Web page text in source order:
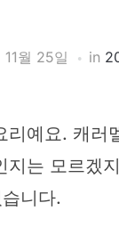
월 25일 in
예요. 캐러
는 모르겠
니다.